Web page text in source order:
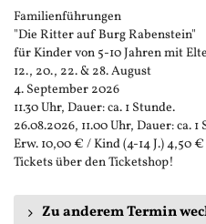
Familienführungen
"Die Ritter auf Burg Rabenstein"
für Kinder von 5-10 Jahren mit
12., 20., 22. & 28. August
4. September 2026
11.30 Uhr, Dauer: ca. 1 Stunde.
26.08.2026, 11.00 Uhr, Dauer: ca. 1
Erw. 10,00 € / Kind (4-14 J.) 4,50 €
Tickets über den Ticketshop!
Zu anderem Termin